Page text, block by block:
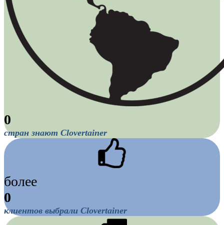
0
стран знают Clovertainer
более
0
клиентов выбрали Clovertainer